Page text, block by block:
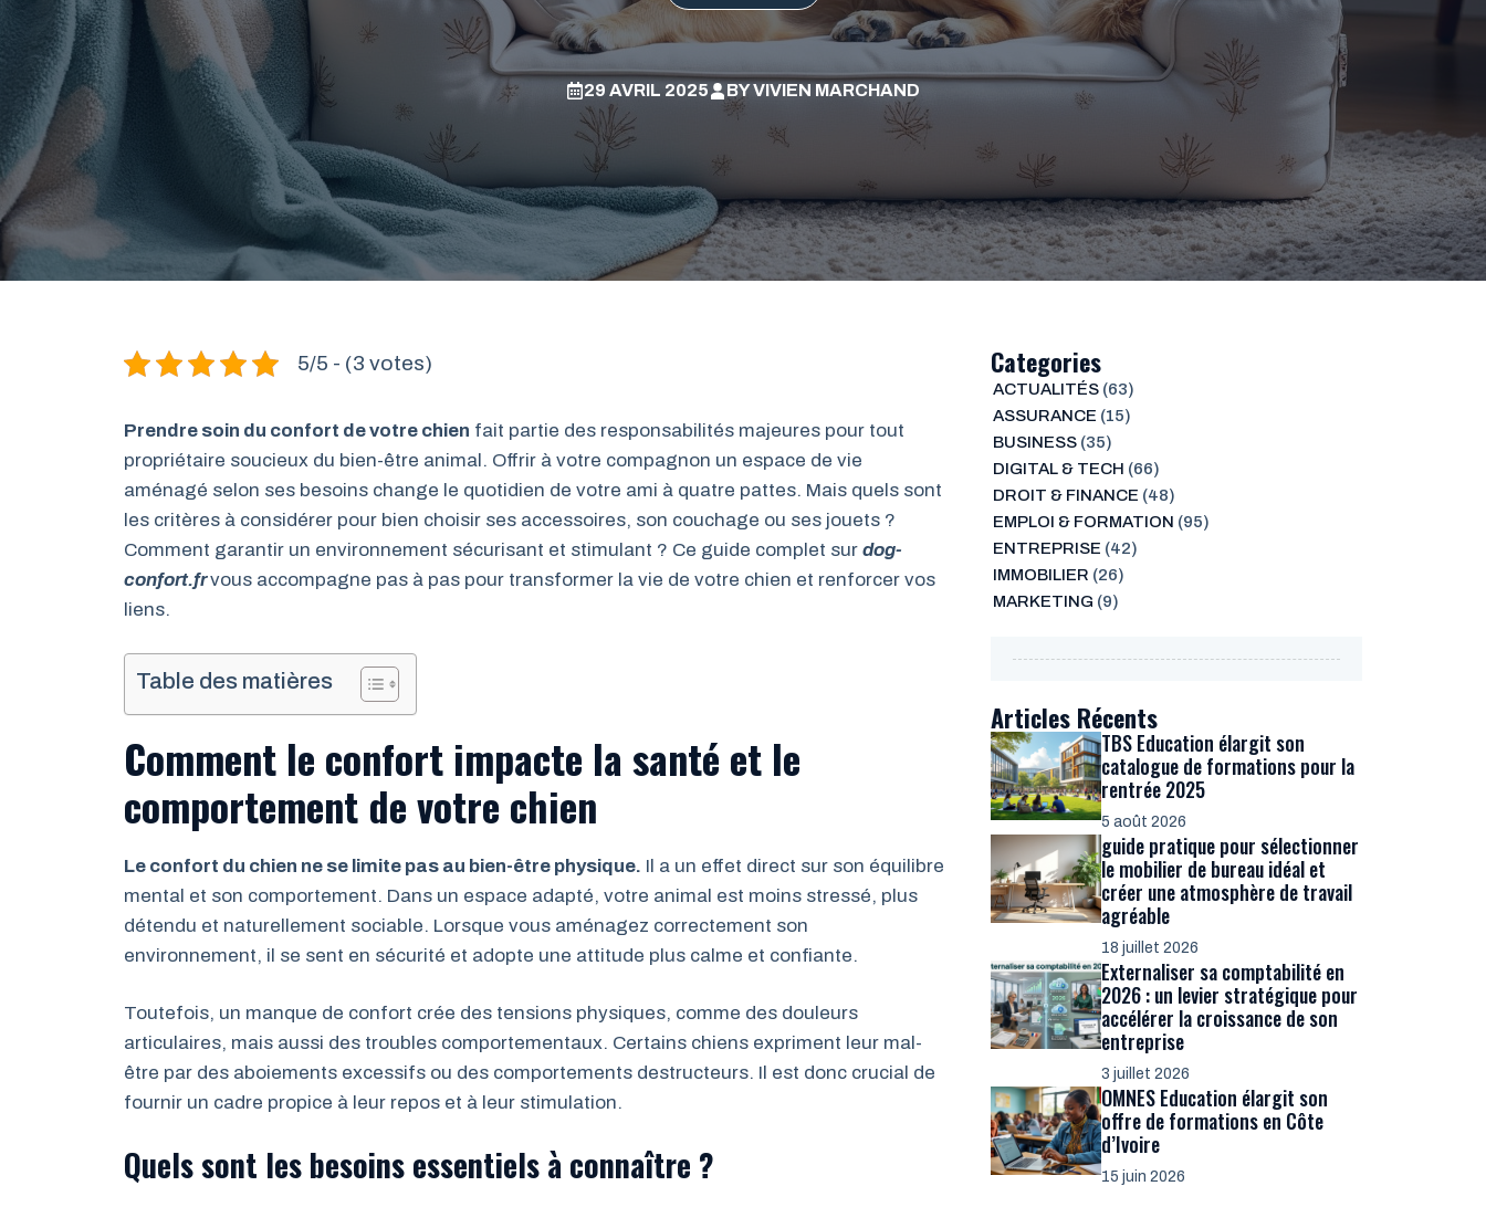
29 AVRIL 2025 BYVIVIEN MARCHAND
5/5 - (3 votes)
Prendre soin du confort de votre chien fait partie des responsabilités majeures pour tout
propriétaire soucieux du bien-être animal. Offrir à votre compagnon un espace de vie
aménagé selon ses besoins change le quotidien de votre ami à quatre pattes. Mais quels sont
les critères à considérer pour bien choisir ses accessoires, son couchage ou ses jouets ?
Comment garantir un environnement sécurisant et stimulant ? Ce guide complet sur dog-
confort.frvous accompagne pas à pas pour transformer la vie de votre chien et renforcer vos
liens.
Table des matières
Comment le confort impacte la santé et le
comportement de votre chien
Le confort du chien ne se limite pas au bien-être physique. Il a un effet direct sur son équilibre
mental et son comportement. Dans un espace adapté, votre animal est moins stressé, plus
détendu et naturellement sociable. Lorsque vous aménagez correctement son
environnement, il se sent en sécurité et adopte une attitude plus calme et confiante.
Toutefois, un manque de confort crée des tensions physiques, comme des douleurs
articulaires, mais aussi des troubles comportementaux. Certains chiens expriment leur mal-
être par des aboiements excessifs ou des comportements destructeurs. Il est donc crucial de
fournir un cadre propice à leur repos et à leur stimulation.
Quels sont les besoins essentiels à connaître ?
Categories
ACTUALITÉS(63)
ASSURANCE (15)
BUSINESS(35)
DIGITAL & TECH (66)
DROIT & FINANCE (48)
EMPLOI & FORMATION (95)
ENTREPRISE (42)
IMMOBILIER (26)
MARKETING (9)
Articles Récents
TBS Education élargit son
catalogue de formations pour la
rentrée 2025
5 août 2026
guide pratique pour sélectionner
le mobilier de bureau idéal et
créer une atmosphère de travail
agréable
18 juillet 2026
Externaliser sa comptabilité en
2026 : un levier stratégique pour
accélérer la croissance de son
entreprise
3 juillet 2026
OMNES Education élargit son
offre de formations en Côte
d’Ivoire
15 juin 2026